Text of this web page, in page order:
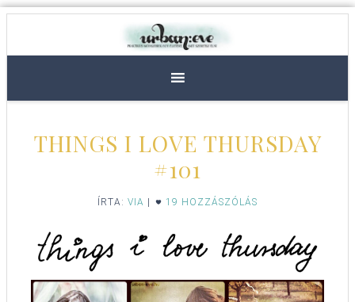
THINGS I LOVE THURSDAY
#101
ÍRTA: VIA 19 HOZZÁSZÓLÁS